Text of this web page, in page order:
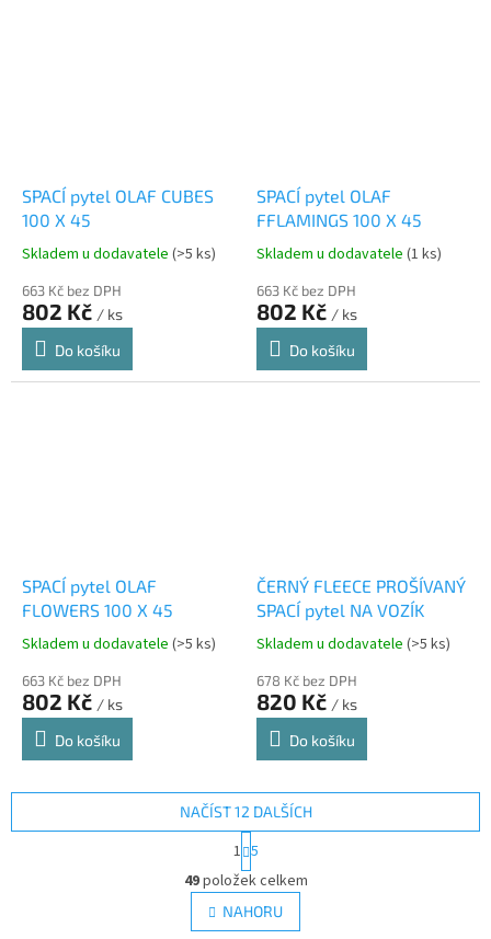
SPACÍ pytel OLAF CUBES
100 X 45
Skladem u dodavatele (>5 ks)
663 Kč bez DPH
802 Kč / ks
Do košíku
SPACÍ pytel OLAF
FFLAMINGS 100 X 45
Skladem u dodavatele (1 ks)
663 Kč bez DPH
802 Kč / ks
Do košíku
SPACÍ pytel OLAF
FLOWERS 100 X 45
Skladem u dodavatele (>5 ks)
663 Kč bez DPH
802 Kč / ks
Do košíku
ČERNÝ FLEECE PROŠÍVANÝ
SPACÍ pytel NA VOZÍK
Skladem u dodavatele (>5 ks)
678 Kč bez DPH
820 Kč / ks
Do košíku
O
v
l
á
NAČÍST 12 DALŠÍCH
S
t
r
á
n
k
1 5
49položek celkem
NAHORU